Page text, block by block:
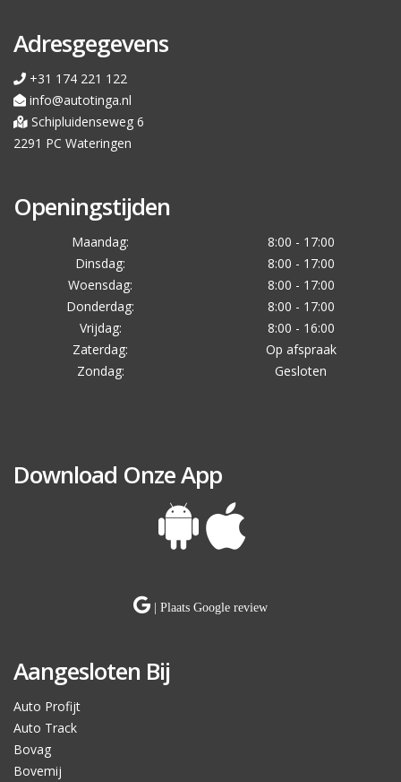
Adresgegevens
+31 174 221 122
info@autotinga.nl
Schipluidenseweg 6
2291 PC Wateringen
Openingstijden
Maandag:
Dinsdag:
Woensdag:
Donderdag:
Vrijdag:
Zaterdag:
Zondag:
8:00 - 17:00
8:00 - 17:00
8:00 - 17:00
8:00 - 17:00
8:00 - 16:00
Op afspraak
Gesloten
Download Onze App
| Plaats Google review
Aangesloten Bij
Auto Profijt
Auto Track
Bovag
Bovemij